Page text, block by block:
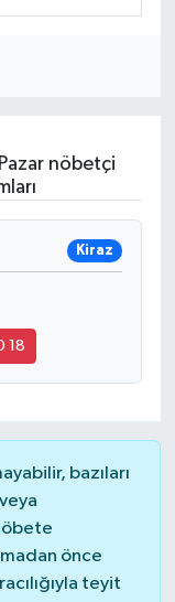
nöbetçi
Kiraz
18
bazıları
önce
teyit